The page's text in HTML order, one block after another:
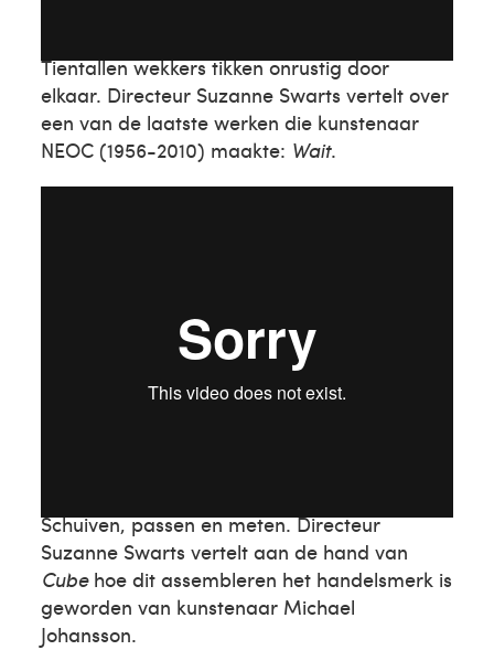
Tientallen wekkers tikken onrustig door
elkaar. Directeur Suzanne Swarts vertelt over
een van de laatste werken die kunstenaar
NEOC (1956-2010) maakte: Wait.
Schuiven, passen en meten. Directeur
Suzanne Swarts vertelt aan de hand van
Cubehoe dit assembleren het handelsmerk is
geworden van kunstenaar Michael
Johansson.